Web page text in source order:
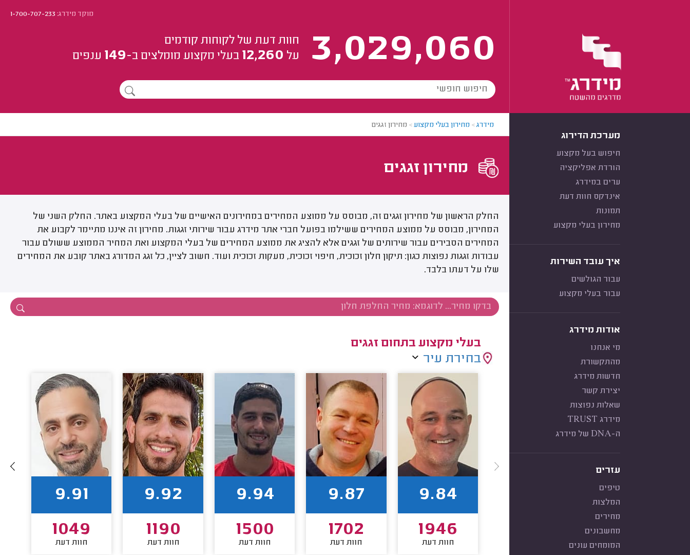
מוקד מידרג:1-700-707-233
3,029,060
חוות דעת של לקוחות קודמים
על 12,260 בעלי מקצוע מומלצים ב-149 ענפים
מערכת הדירוג
חיפוש בעל מקצוע
הורדת אפליקציה
ערים במידרג
אינדקס חוות דעת
תמונות
מחירון בעלי מקצוע
איך עובד השירות
עבור הגולשים
עבור בעלי מקצוע
אודות מידרג
מי אנחנו
מהתקשורת
חדשות מידרג
יצירת קשר
שאלות נפוצות
מידרג TRUST
ה-DNA של מידרג
עזרים
טיפים
המלצות
מחירים
מחשבונים
המומחים עונים
מידרג> מחירון בעלי מקצוע> מחירון זגגים
מחירון זגגים
החלק הראשון של מחירון זגגים זה, מבוסס על ממוצע המחירים במחירונים האישיים של בעלי המקצוע באתר. החלק השני של
המחירון, מבוסס על ממוצע המחירים ששילמו בפועל חברי אתר מידרג עבור שירותי זגגות. מחירון זה איננו מתיימר לקבוע את
המחירים הסבירים עבור שירותים של זגגים אלא להציג את ממוצע המחירים של בעלי המקצוע ואת המחיר הממוצע ששולם עבור
עבודות זגגות נפוצות כגון: תיקון חלון זכוכית, חיפוי זכוכית, מעקות זכוכית ועוד. חשוב לציין, כל זגג המדורג באתר קובע את המחירים
שלו על דעתו בלבד.
בעלי מקצוע בתחום זגגים
בחירת עיר
9.84
1946
חוות דעת
9.87
1702
חוות דעת
9.94
1500
חוות דעת
9.92
1190
חוות דעת
9.91
1049
חוות דעת